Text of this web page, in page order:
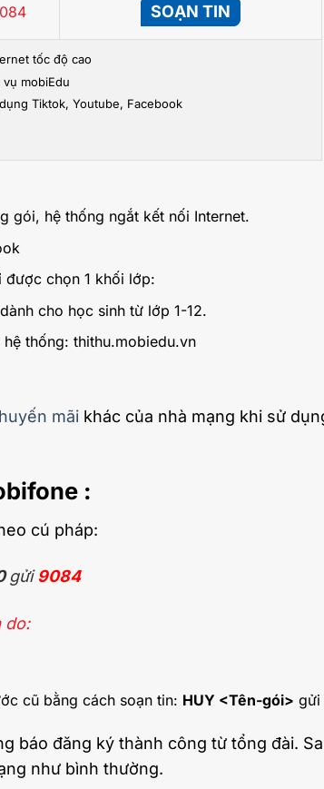
SOẠN TIN
tốc độ cao
mobiEdu
Tiktok, Youtube, Facebook
gói, hệ thống ngắt kết nối Internet.
được chọn 1 khối lớp:
cho học sinh từ lớp 1-12.
thống: thithu.mobiedu.vn
mãi khác của nhà mạng khi sử
:
cú pháp:
gửi9084
do:
cũ bằng cách soạn tin: HUY <Tên-gói> gửi
báo đăng ký thành công từ tổng đài.
như bình thường.